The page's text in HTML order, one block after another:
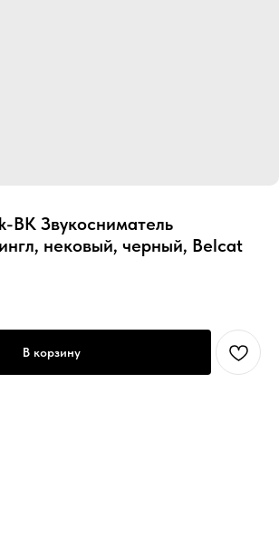
BK Звукосниматель
нековый, черный, Belcat
В корзину